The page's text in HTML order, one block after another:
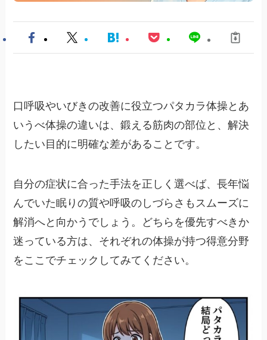
口呼吸やいびきの改善に役立つパタカラ体操とあ
いうべ体操の違いは、鍛える筋肉の部位と、解決
したい目的に明確な差があることです。
自分の症状に合った手法を正しく選べば、長年悩
んでいた眠りの質や呼吸のしづらさもスムーズに
解消へと向かうでしょう。どちらを優先すべきか
迷っている方は、それぞれの体操が持つ得意分野
をここでチェックしてみてください。